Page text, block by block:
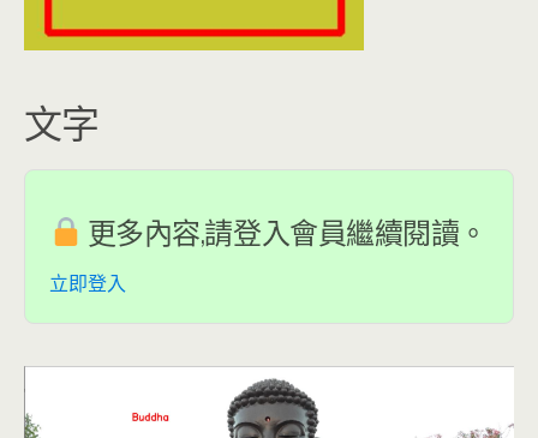
文字
更多內容,請登入會員繼續閱讀。
立即登入